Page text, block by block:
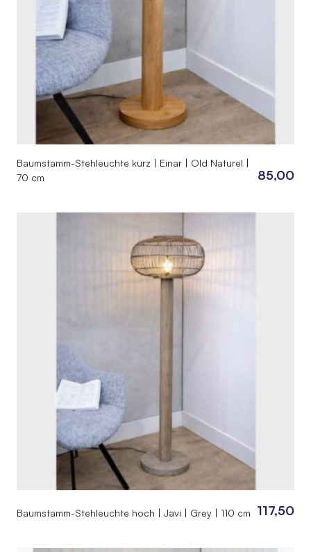
Baumstamm-Stehleuchte kurz | Einar | Old Naturel |
70 cm
85,00
Baumstamm-Stehleuchte hoch | Javi | Grey | 110 cm 117,50